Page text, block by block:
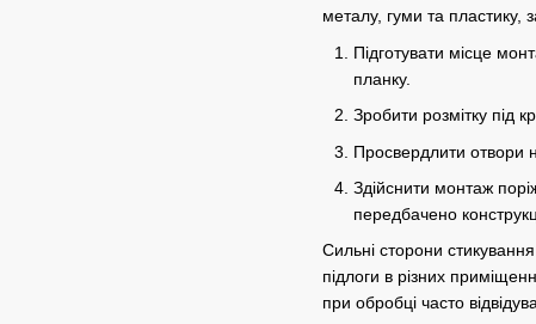
металу, гуми та пластику,
Підготувати місце
планку.
Зробити розмітку під
Просвердлити отвори
Здійснити монтаж
передбачено
Сильні сторони
підлоги в різних
при обробці часто